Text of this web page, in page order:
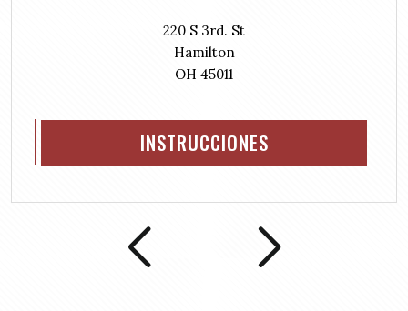
220 S 3rd. St
Hamilton
OH 45011
INSTRUCCIONES